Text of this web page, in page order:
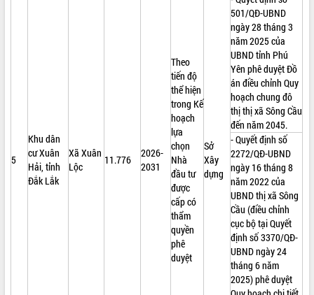
5
Khu dân
cư Xuân
Hải, tỉnh
Đắk Lắk
Xã Xuân
Lộc
11.776
2026-
2031
Theo
tiến độ
thể hiện
trong Kế
hoạch
lựa
chọn
Nhà
đầu tư
được
cấp có
thẩm
quyền
phê
duyệt
Sở
Xây
dựng
501/QĐ-UBND
ngày 28 tháng 3
năm 2025 của
UBND tỉnh Phú
Yên phê duyệt Đồ
án điều chỉnh Quy
hoạch chung đô
thị thị xã Sông Cầu
đến năm 2045.
- Quyết định số
2272/QĐ-UBND
ngày 16 tháng 8
năm 2022 của
UBND thị xã Sông
Cầu (điều chỉnh
cục bộ tại Quyết
định số 3370/QĐ-
UBND ngày 24
tháng 6 năm
2025) phê duyệt